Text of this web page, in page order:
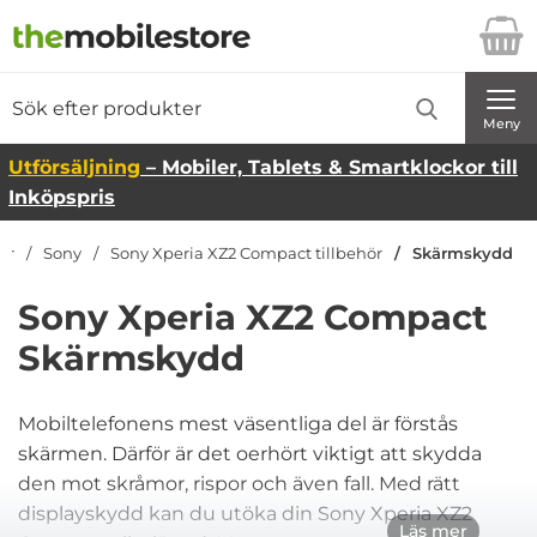
Startsidan för Danira Telecom AB
Meny
Utförsäljning – Mobiler, Tablets & Smartklockor till
Inköpspris
Sony Sony Xperia XZ2 Compact tillbehör Skärmskydd
Sony Xperia XZ2 Compact
Skärmskydd
Läs mer
Mobiltelefonens mest väsentliga del är förstås
skärmen. Därför är det oerhört viktigt att skydda
den mot skråmor, rispor och även fall. Med rätt
displayskydd kan du utöka din Sony Xperia XZ2